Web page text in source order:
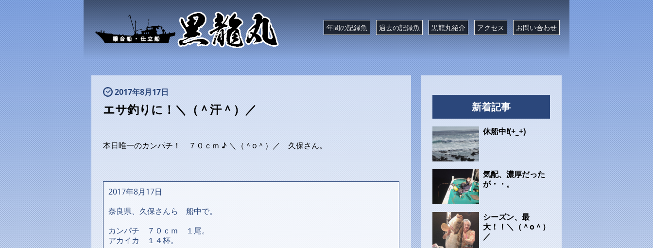
年間の記録魚 過去の記録魚 黒龍丸紹介 アクセス お問い合わせ
2017年8月17日
エサ釣りに！＼（＾汗＾）／
本日唯一のカンパチ！ ７０ｃｍ ♪ ＼（＾o＾）／ 久保さん。
2017年8月17日
奈良県、久保さんら 船中で。
カンパチ ７０ｃｍ １尾。
アカイカ １４杯。
新着記事
休船中❗(+_+)
気配、濃厚だった
が・・。
シーズン、最
大！！＼（＾o＾）
／